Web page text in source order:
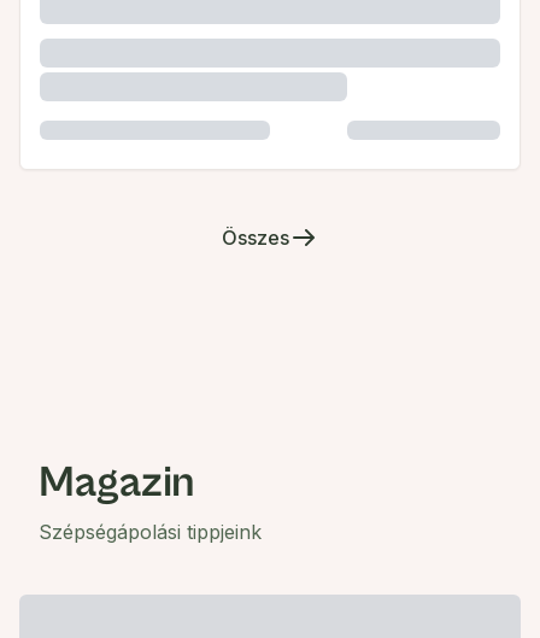
Összes
Magazin
Szépségápolási tippjeink